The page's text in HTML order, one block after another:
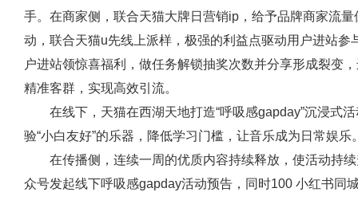
手。在商家侧，联合天猫大牌日营销ip，给予品牌商家流
动，联合天猫u先线上派样，极强的利益点驱动用户进站
户进站领惊喜福利，做任务解锁抽奖次数并分享形成裂变
精准客群，实现高效引流。
在线下，天猫在西湖天地打造“呼吸感gapday”沉浸式
验“小白友好”的乐器，降低学习门槛，让音乐成为日常娱
在传播侧，连续一周的优质内容持续释放，使活动持
众号发起线下呼吸感gapday活动预告，同时100 小红书同